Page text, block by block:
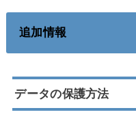
追加情報
データの保護方法